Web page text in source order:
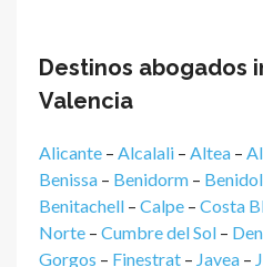
Destinos abogados
Valencia
Alicante – Alcalali – Altea –
Benissa – Benidorm –
Benitachell – Calpe – Costa
Norte – Cumbre del Sol –
Gorgos – Finestrat – Javea –